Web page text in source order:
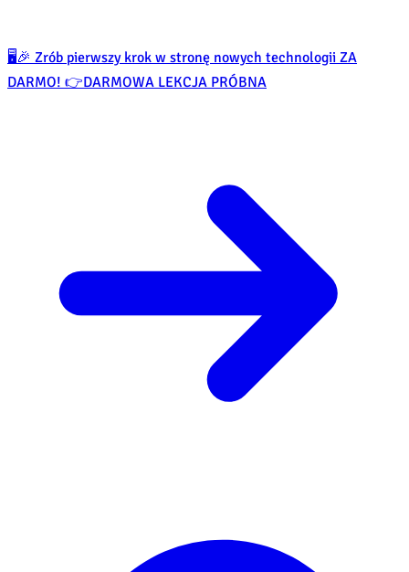
🖥️🎉 Zrób pierwszy krok w stronę nowych technologii ZA
DARMO! 👉DARMOWA LEKCJA PRÓBNA